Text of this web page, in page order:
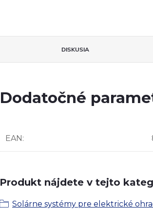
DISKUSIA
Dodatočné
EAN:
Produkt nájdete v tejto
Solárne systémy pre elektrické